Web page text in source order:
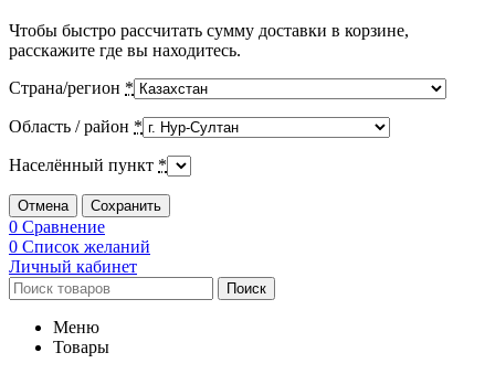
Чтобы быстро рассчитать сумму доставки в корзине,
расскажите где вы находитесь.
Страна/регион *
Область / район *
Населённый пункт *
Отмена Сохранить
0 Сравнение
0 Список желаний
Личный кабинет
Поиск
Меню
Товары